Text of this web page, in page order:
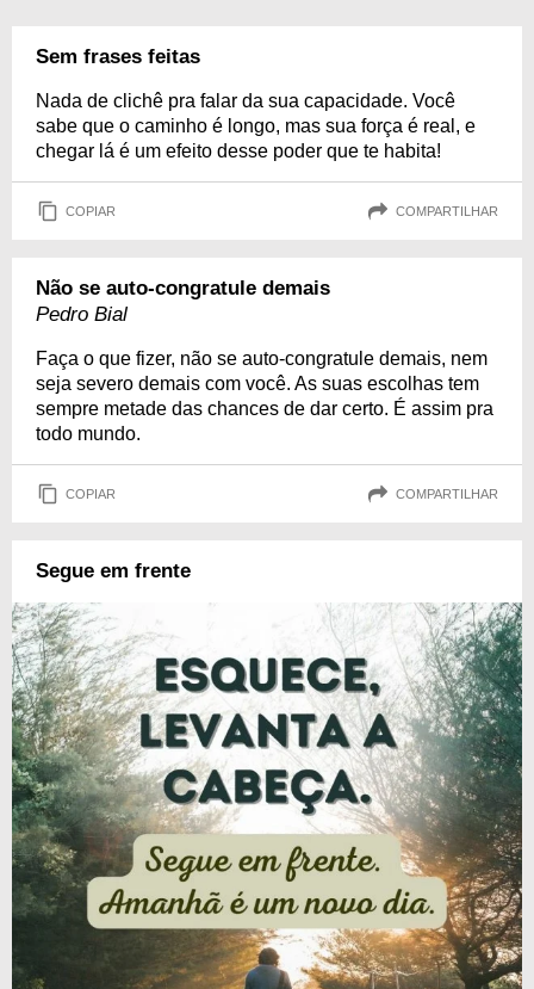
Sem frases feitas
Nada de clichê pra falar da sua capacidade. Você
sabe que o caminho é longo, mas sua força é real, e
chegar lá é um efeito desse poder que te habita!
COPIAR COMPARTILHAR
Não se auto-congratule demais
Pedro Bial
Faça o que fizer, não se auto-congratule demais, nem
seja severo demais com você. As suas escolhas tem
sempre metade das chances de dar certo. É assim pra
todo mundo.
COPIAR COMPARTILHAR
Segue em frente